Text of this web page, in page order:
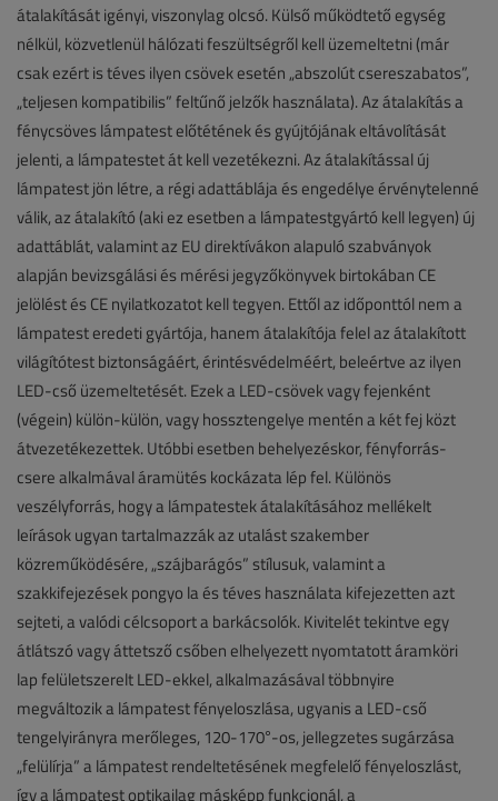
átalakítását igényi, viszonylag olcsó. Külső működtető egység
nélkül, közvetlenül hálózati feszültségről kell üzemeltetni (már
csak ezért is téves ilyen csövek esetén „abszolút csereszabatos”,
„teljesen kompatibilis” feltűnő jelzők használata). Az átalakítás a
fénycsöves lámpatest előtétének és gyújtójának eltávolítását
jelenti, a lámpatestet át kell vezetékezni. Az átalakítással új
lámpatest jön létre, a régi adattáblája és engedélye érvénytelenné
válik, az átalakító (aki ez esetben a lámpatestgyártó kell legyen) új
adattáblát, valamint az EU direktívákon alapuló szabványok
alapján bevizsgálási és mérési jegyzőkönyvek birtokában CE
jelölést és CE nyilatkozatot kell tegyen. Ettől az időponttól nem a
lámpatest eredeti gyártója, hanem átalakítója felel az átalakított
világítótest biztonságáért, érintésvédelméért, beleértve az ilyen
LED-cső üzemeltetését. Ezek a LED-csövek vagy fejenként
(végein) külön-külön, vagy hossztengelye mentén a két fej közt
átvezetékezettek. Utóbbi esetben behelyezéskor, fényforrás-
csere alkalmával áramütés kockázata lép fel. Különös
veszélyforrás, hogy a lámpatestek átalakításához mellékelt
leírások ugyan tartalmazzák az utalást szakember
közreműködésére, „szájbarágós” stílusuk, valamint a
szakkifejezések pongyo la és téves használata kifejezetten azt
sejteti, a valódi célcsoport a barkácsolók. Kivitelét tekintve egy
átlátszó vagy áttetsző csőben elhelyezett nyomtatott áramköri
lap felületszerelt LED-ekkel, alkalmazásával többnyire
megváltozik a lámpatest fényeloszlása, ugyanis a LED-cső
tengelyirányra merőleges, 120-170°-os, jellegzetes sugárzása
„felülírja” a lámpatest rendeltetésének megfelelő fényeloszlást,
így a lámpatest optikailag másképp funkcionál, a